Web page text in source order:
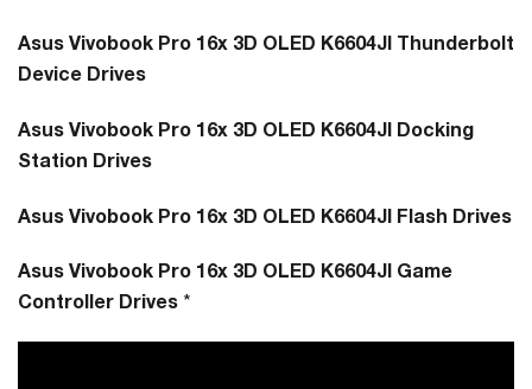
Asus Vivobook Pro 16x 3D OLED K6604JI Thunderbolt
Device Drives
Asus Vivobook Pro 16x 3D OLED K6604JI Docking
Station Drives
Asus Vivobook Pro 16x 3D OLED K6604JI Flash Drives
Asus Vivobook Pro 16x 3D OLED K6604JI Game
Controller Drives *